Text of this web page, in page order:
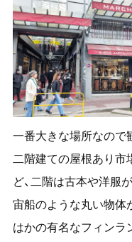
一番大きな場所なので
二階建ての屋根あり市
ど、二階は古本や洋服
宙船のような丸い物体
はかの有名なフィン